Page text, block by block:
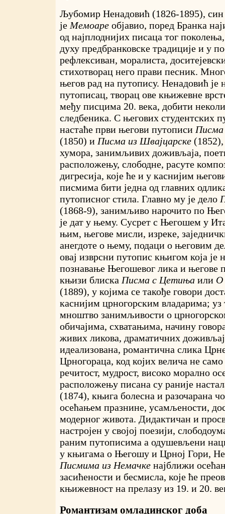
Љубомир Ненадовић (1826-1895), син
је Мемоаре објавио, поред Бранка
од најплоднијих писаца тог
духу предбранковске традиције и у
рефлексиван, моралиста,
стихотворац него прави песник.
његов рад на путопису. Ненадовић је
путописац, творац ове књижевне
међу писцима 20. века, добити
следбеника. С његових студентских
настаће први његови путописи Писма
(1850) и Писма из Швајцарске
хумора, занимљивих доживљаја,
расположењу, слободне, расуте
дигресија, које ће и у каснијим
писмима бити једна од главних
путописног стила. Главно му је дело
(1868-9), занимљиво нарочито по
је дат у њему. Сусрет с Његошем у
њим, његове мисли, изреке,
анегдоте о њему, подаци о његовим
овај изврсни путопис књигом која је
познавање Његошевог лика и његове
књизи блиска Писма с Цетиња или О
(1889), у којима се такође говори
каснијим црногорским владарима; уз
мноштво занимљивости о
обичајима, схватањима, начину
живих ликова, драматичних
идеализована, романтична слика
Црногораца, код којих велича не
речитост, мудрост, високо морално
расположењу писана су раније
(1874), књига болесна и разочарана
осећањем празнине, усамљености,
модерног живота. Дидактичан и
настројен у својој поезији,
раним путописима а одушевљени
у књигама о Његошу и Црној Гори,
Писмима из Немачке најближи
засићености и бесмисла, које ће
књижевност на прелазу из 19. и 20.
Романтизам омладинског доба